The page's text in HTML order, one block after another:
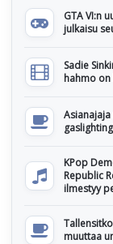
GTA VI:n
julkaisu
Sadie
hahmo on
KPop
Republic
ilmestyy
muuttaa